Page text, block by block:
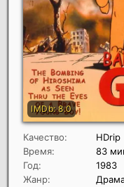
Качество:
HDrip
Время:
83
Год:
1983
Жанр: